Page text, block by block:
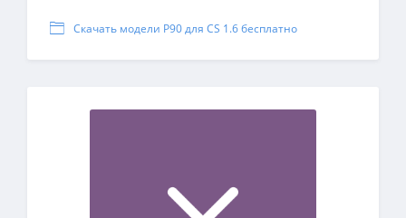
Скачать модели P90 для CS 1.6 бесплатно